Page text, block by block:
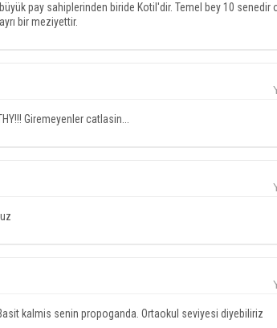
pay sahiplerinden biride Kotil'dir. Temel bey 10 senedir
bir meziyettir.
Giremeyenler catlasin...
kalmis senin propoganda. Ortaokul seviyesi diyebiliriz